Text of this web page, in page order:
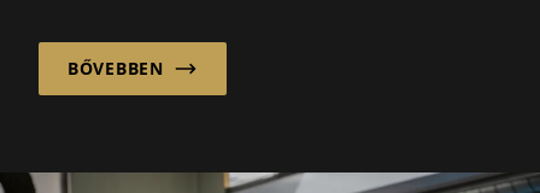
BŐVEBBEN